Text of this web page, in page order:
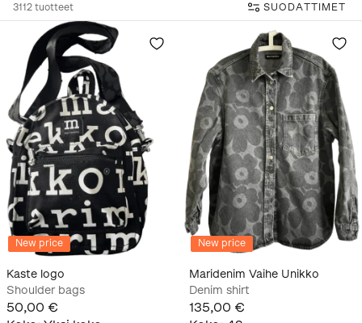
3112 tuotteet SUODATTIMET
New price
Kaste logo
Shoulder bags
50,00 €
New price
Maridenim Vaihe Unikko
Denim shirt
135,00 €